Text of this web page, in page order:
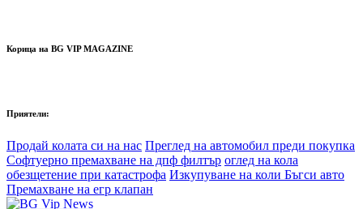
Корица на BG VIP MAGAZINE
Приятели:
Продай колата си на нас Преглед на автомобил преди покупка
Софтуерно премахване на дпф филтър оглед на кола
обезщетение при катастрофа Изкупуване на коли Бъгси авто
Премахване на егр клапан